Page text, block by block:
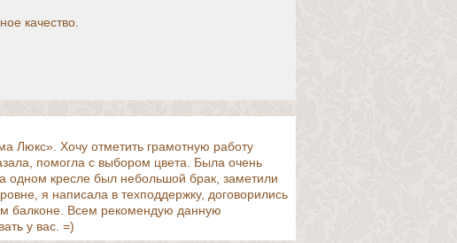
качество.
Люкс». Хочу отметить грамотную работу
помогла с выбором цвета. Была очень
одном кресле был небольшой брак, заметили
я написала в техподдержку, договорились
балконе. Всем рекомендую данную
у вас. =)